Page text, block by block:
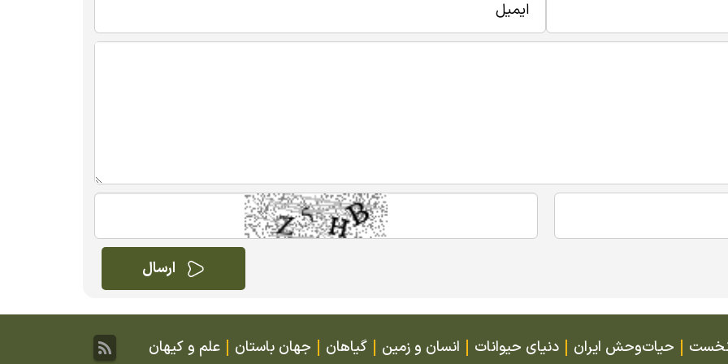
حیات‌وحش ایران دنیای حیوانات انسان و زمین گیاهان جهان باستان علم و کیهان